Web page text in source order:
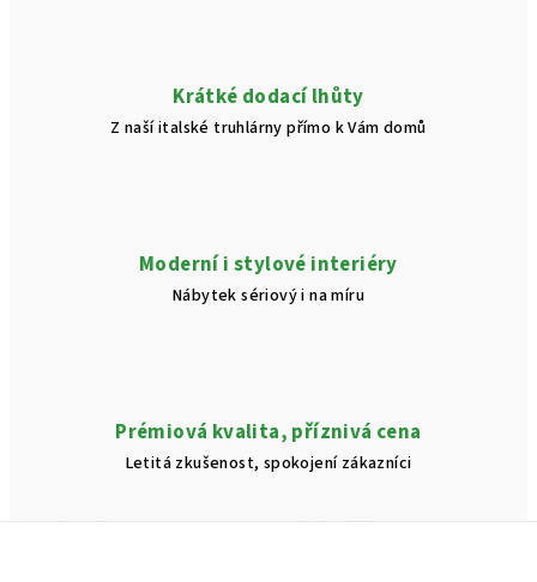
v
ý
p
Krátké dodací lhůty
Z naší italské truhlárny přímo k Vám domů
Moderní i stylové interiéry
Nábytek sériový i na míru
Prémiová kvalita, příznivá cena
Letitá zkušenost, spokojení zákazníci